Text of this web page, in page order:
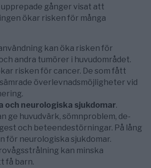
gånger visat att
ökar risken för många
kan öka risken för
andra tumörer i huvudområdet.
risken för cancer. De som fått
överlevnadsmöjligheter vid
och neurologiska sjukdomar.
ge huvudvärk, sömnproblem, de-
och beteendestörningar. På lång
för neurologiska sjukdomar.
kan minska
få barn.